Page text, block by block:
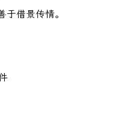
借景传情。